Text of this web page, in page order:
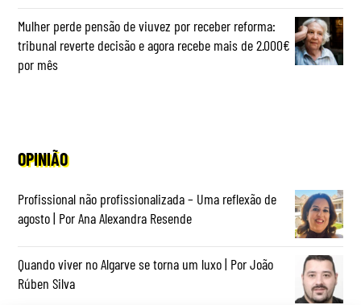
Mulher perde pensão de viuvez por receber reforma:
tribunal reverte decisão e agora recebe mais de 2.000€
por mês
OPINIÃO
Profissional não profissionalizada – Uma reflexão de
agosto | Por Ana Alexandra Resende
Quando viver no Algarve se torna um luxo | Por João
Rúben Silva